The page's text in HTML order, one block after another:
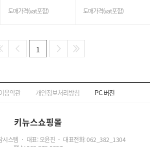
도매가격(vat포함)
도매가격(vat포함)
1
용약관 개인정보처리방침 PC버전
키뉴스쇼핑몰
시스템 대표: 오윤진 대표전화:062_382_1304